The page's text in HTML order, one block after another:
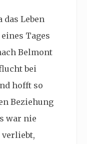
das Leben
Tages
Belmont
bei
hofft so
Beziehung
war nie
verliebt,